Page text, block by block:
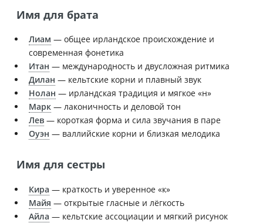
Имя для брата
Лиам — общее ирландское происхождение и
современная фонетика
Итан — международность и двусложная ритмика
Дилан — кельтские корни и плавный звук
Нолан — ирландская традиция и мягкое «н»
Марк — лаконичность и деловой тон
Лев — короткая форма и сила звучания в паре
Оуэн — валлийские корни и близкая мелодика
Имя для сестры
Кира — краткость и уверенное «к»
Майя — открытые гласные и лёгкость
Айла — кельтские ассоциации и мягкий рисунок